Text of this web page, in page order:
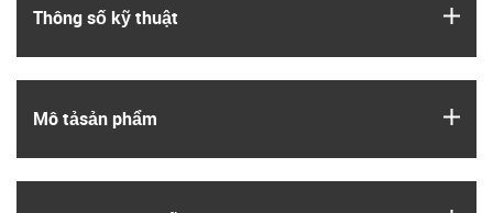
Thông số kỹ thuật
Mô tả­sản phẩm